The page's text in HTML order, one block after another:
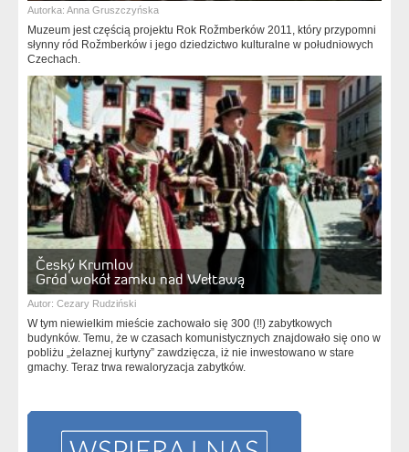
Autorka: Anna Gruszczyńska
Muzeum jest częścią projektu Rok Rožmberków 2011, który przypomni
słynny ród Rožmberków i jego dziedzictwo kulturalne w południowych
Czechach.
Český Krumlov
Gród wokół zamku nad Wełtawą
Autor: Cezary Rudziński
W tym niewielkim mieście zachowało się 300 (!!) zabytkowych
budynków. Temu, że w czasach komunistycznych znajdowało się ono w
pobliżu „żelaznej kurtyny” zawdzięcza, iż nie inwestowano w stare
gmachy. Teraz trwa rewaloryzacja zabytków.